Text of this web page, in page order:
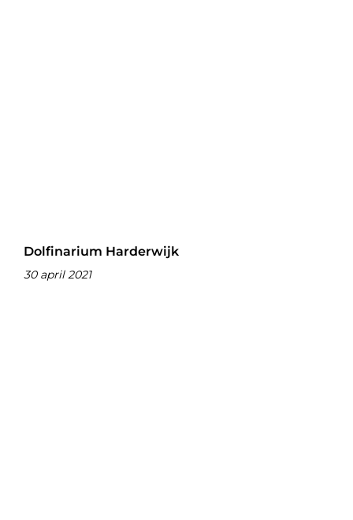
Dolfinarium Harderwijk
30 april 2021